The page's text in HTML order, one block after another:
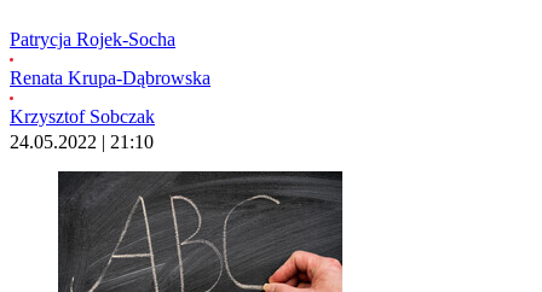
Patrycja Rojek-Socha
Renata Krupa-Dąbrowska
Krzysztof Sobczak
24.05.2022 | 21:10